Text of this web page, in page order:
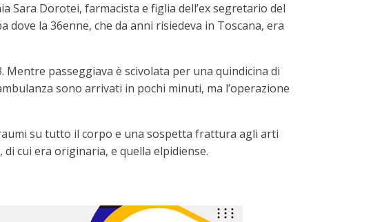
Sara Dorotei, farmacista e figlia dell’ex segretario del
dove la 36enne, che da anni risiedeva in Toscana, era
passeggiava è scivolata per una quindicina di
sono arrivati in pochi minuti, ma l’operazione
su tutto il corpo e una sospetta frattura agli arti
cui era originaria, e quella elpidiense.